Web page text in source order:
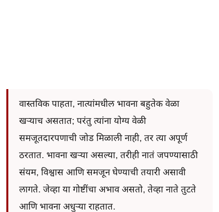
वास्तविक पाहता, नात्यांमधील भावना बहुतेक वेळा
खऱ्याच असतात; परंतु त्यांना योग्य वेळी
समजूतदारपणाची जोड मिळाली नाही, तर त्या अपूर्ण
ठरतात. भावना खऱ्या असल्या, तरीही नातं जपण्यासाठी
संयम, विश्वास आणि समजून घेण्याची तयारी असावी
लागते. जेव्हा या गोष्टींचा अभाव असतो, तेव्हा नाते तुटते
आणि भावना अधुऱ्या राहतात.